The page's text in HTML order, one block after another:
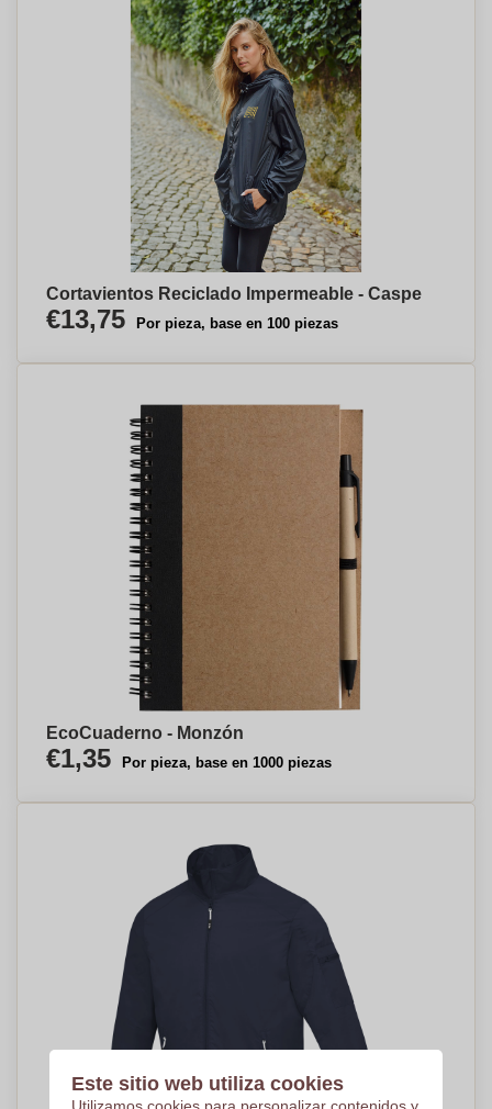
Cortavientos Reciclado Impermeable - Caspe
€13,75 Por pieza, base en 100 piezas
EcoCuaderno - Monzón
€1,35 Por pieza, base en 1000 piezas
Este sitio web utiliza cookies